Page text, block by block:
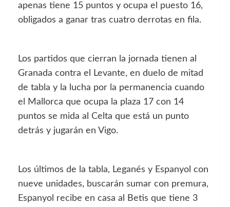
apenas tiene 15 puntos y ocupa el puesto 16,
obligados a ganar tras cuatro derrotas en fila.
Los partidos que cierran la jornada tienen al
Granada contra el Levante, en duelo de mitad
de tabla y la lucha por la permanencia cuando
el Mallorca que ocupa la plaza 17 con 14
puntos se mida al Celta que está un punto
detrás y jugarán en Vigo.
Los últimos de la tabla, Leganés y Espanyol con
nueve unidades, buscarán sumar con premura,
Espanyol recibe en casa al Betis que tiene 3